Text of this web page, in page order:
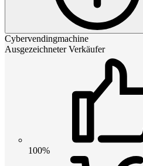
Cybervendingmachine
Ausgezeichneter Verkäufer
100%